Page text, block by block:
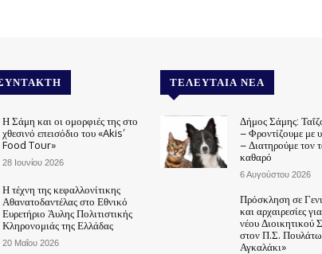
Η Σάμη και οι ομορφιές της στο
χθεσινό επεισόδιο του «Akis’
Food Tour»
28 Ιουνίου 2026
Η τέχνη της κεφαλλονίτικης
Αθανατοδαντέλας στο Εθνικό
Ευρετήριο Άυλης Πολιτιστικής
Κληρονομιάς της Ελλάδας
20 Μαΐου 2026
ΤΕΛΕΥΤΑΊΑ ΝΈΑ
Δήμος Σάμης:
– Φροντίζουμε με
– Διατηρούμε τον
καθαρό
6 Αυγούστου 2026
Πρόσκληση σε
και αρχαιρεσίες
νέου Διοικητικού
στον Π.Σ.
Αγκαλάκι»